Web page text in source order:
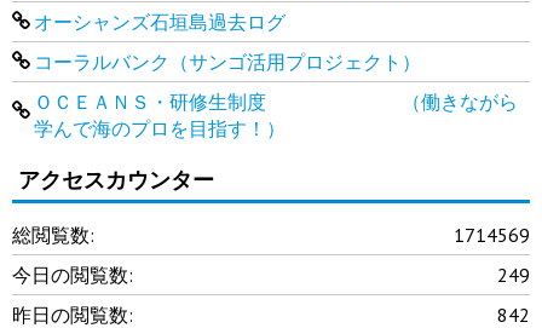
オーシャンズ石垣島過去ログ
コーラルバンク（サンゴ活用プロジェクト）
ＯＣＥＡＮＳ・研修生制度 （働きながら
学んで海のプロを目指す！）
アクセスカウンター
1714569
総閲覧数:
249
今日の閲覧数:
842
昨日の閲覧数: